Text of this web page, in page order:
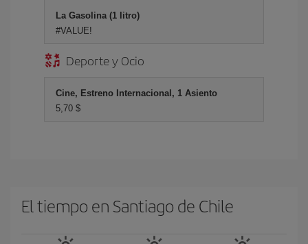
La Gasolina (1 litro)
#VALUE!
Deporte y Ocio
Cine, Estreno Internacional, 1 Asiento
5,70 $
El tiempo en Santiago de Chile